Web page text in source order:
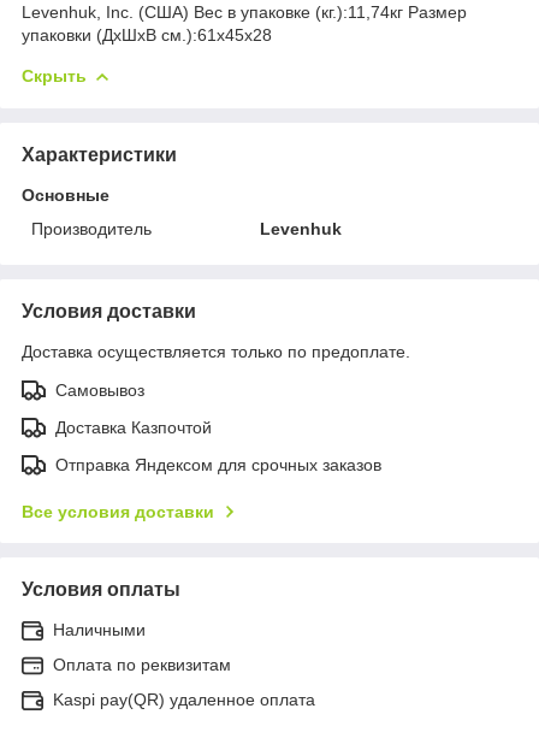
Levenhuk, Inc. (США) Вес в упаковке (кг.):11,74кг Размер
упаковки (ДхШхВ см.):61x45x28
Скрыть
Характеристики
Основные
Производитель
Levenhuk
Условия доставки
Доставка осуществляется только по предоплате.
Самовывоз
Доставка Казпочтой
Отправка Яндексом для срочных заказов
Все условия доставки
Условия оплаты
Наличными
Оплата по реквизитам
Kaspi pay(QR) удаленное оплата